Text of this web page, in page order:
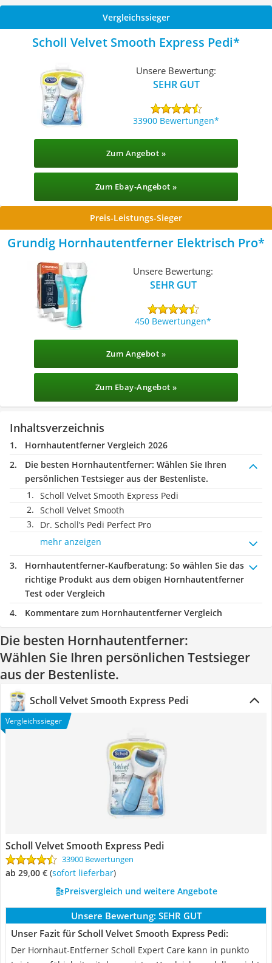
Vergleichssieger
Scholl Velvet Smooth Express Pedi
Unsere Bewertung:
SEHR GUT
33900 Bewertungen
Zum Angebot »
Zum Ebay-Angebot »
Preis-Leistungs-Sieger
Grundig Hornhautentferner Elektrisch Pro
Unsere Bewertung:
SEHR GUT
450 Bewertungen
Zum Angebot »
Zum Ebay-Angebot »
Inhaltsverzeichnis
Hornhautentferner Vergleich 2026
Die besten Hornhautentferner: Wählen Sie Ihren
persönlichen Testsieger aus der Bestenliste.
Scholl Velvet Smooth Express Pedi
Scholl Velvet Smooth
Dr. Scholl’s Pedi Perfect Pro
mehr anzeigen
Hornhautentferner-Kaufberatung: So wählen Sie das
richtige Produkt aus dem obigen Hornhautentferner
Test oder Vergleich
Kommentare zum Hornhautentferner Vergleich
Die besten Hornhautentferner:
Wählen Sie Ihren persönlichen Testsieger
aus der Bestenliste.
Scholl Velvet Smooth Express Pedi
Vergleichssieger
Scholl Velvet Smooth Express Pedi
33900 Bewertungen
ab 29,00 € ( Sofort lieferbar)
Preisvergleich und weitere Angebote
Unsere Bewertung: SEHR GUT
Unser Fazit für Scholl Velvet Smooth Express Pedi:
Der Hornhaut-Entferner Scholl Expert Care kann in punkto